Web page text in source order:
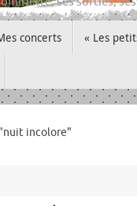
concerts « Les
incolore"